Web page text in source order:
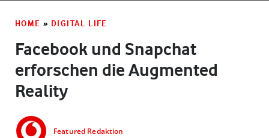
HOME » DIGITAL LIFE
Facebook und Snapchat
erforschen die Augmented
Reality
Featured Redaktion